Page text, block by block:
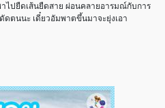
ไปยืดเส้นยืดสาย ผ่อนคลายอารมณ์กับการ
ตนนะ เดี๋ยวอัมพาตขึ้นมาจะยุ่งเอา